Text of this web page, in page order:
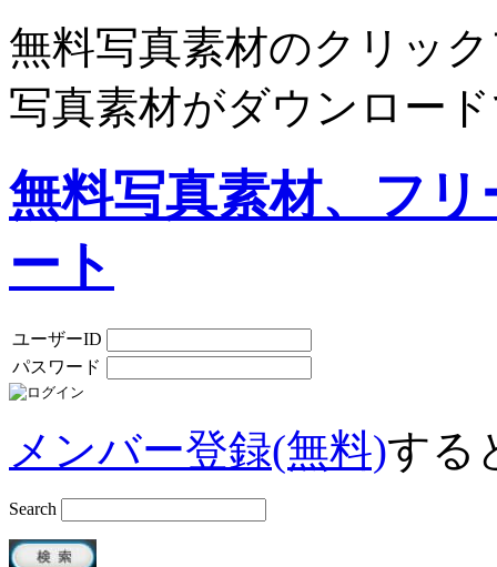
無料写真素材のクリッ
写真素材がダウンロー
無料写真素材、フ
ート
ユーザーID
パスワード
メンバー登録(無料)する
Search